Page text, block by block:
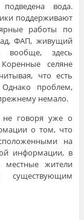
вода.
поддерживают
работы по
ФАП, живущий
здесь
селяне
что есть
проблем,
немало.
не говоря уже о
о том, что
на
информации, в
жители